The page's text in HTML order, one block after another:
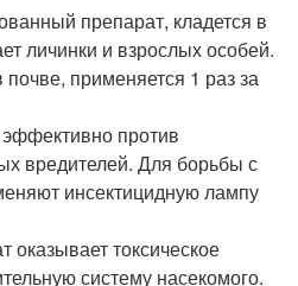
препарат, кладется в
личинки и взрослых особей.
применяется 1 раз за
против
вредителей. Для борьбы с
инсектицидную лампу
оказывает токсическое
систему насекомого.